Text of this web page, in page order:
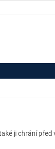
ji chrání